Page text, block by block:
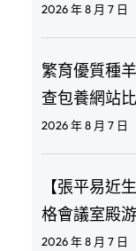
2026 年 8 月 7 日
繁育優質種
查包養網站
2026 年 8 月 7 日
【張平易近
格會議室殿
2026 年 8 月 7 日